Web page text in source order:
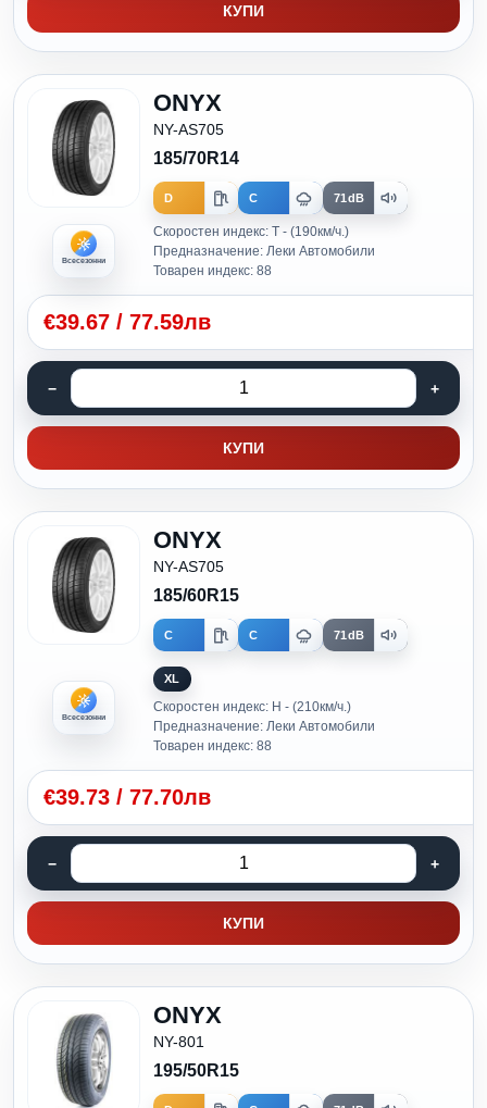
КУПИ
Всесезонни
ONYX
NY-AS705
185/70R14
D C 71dB
Скоростен индекс: T - (190км/ч.)
Предназначение: Леки Автомобили
Товарен индекс: 88
€39.67 / 77.59лв
КУПИ
Всесезонни
ONYX
NY-AS705
185/60R15
C C 71dB
XL
Скоростен индекс: H - (210км/ч.)
Предназначение: Леки Автомобили
Товарен индекс: 88
€39.73 / 77.70лв
КУПИ
ONYX
NY-801
195/50R15